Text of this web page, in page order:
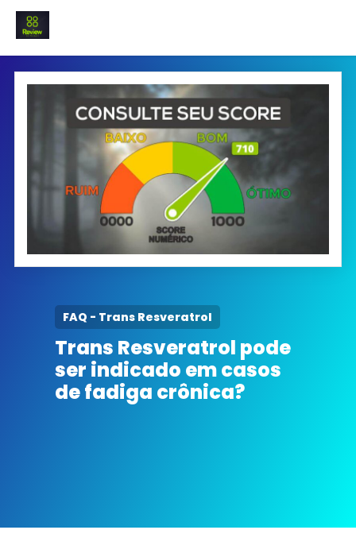
INICIO
Termo e Condições
Política Privacidade
SOBRE NÓS
FAQ - Trans Resveratrol
Trans Resveratrol pode
ser indicado em casos
de fadiga crônica?